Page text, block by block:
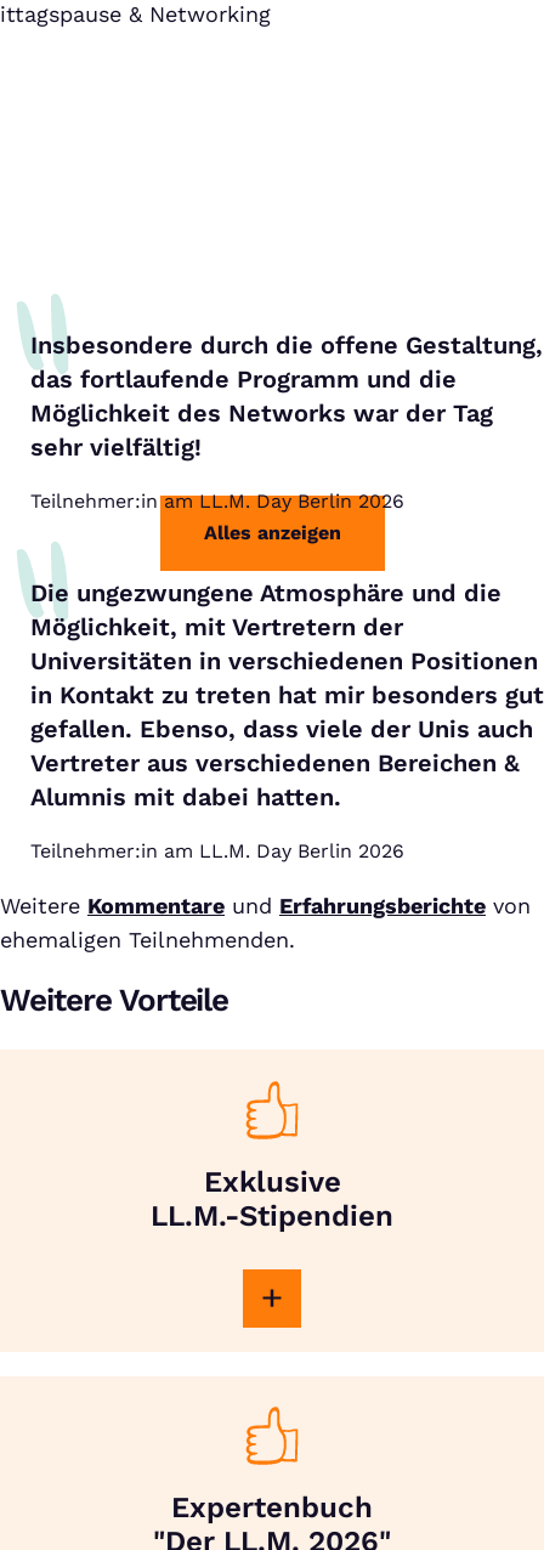
& Networking
Alles anzeigen
Insbesondere durch die offene Gestaltung,
das fortlaufende Programm und die
Möglichkeit des Networks war der Tag
sehr vielfältig!
Teilnehmer:in am LL.M. Day Berlin 2026
Die ungezwungene Atmosphäre und die
Möglichkeit, mit Vertretern der
Universitäten in verschiedenen Positionen
in Kontakt zu treten hat mir besonders gut
gefallen. Ebenso, dass viele der Unis auch
Vertreter aus verschiedenen Bereichen &
Alumnis mit dabei hatten.
Teilnehmer:in am LL.M. Day Berlin 2026
Weitere Kommentare und Erfahrungsberichte von
ehemaligen Teilnehmenden.
Weitere Vorteile
Exklusive
LL.M.-Stipendien
Expertenbuch
"Der LL.M. 2026"